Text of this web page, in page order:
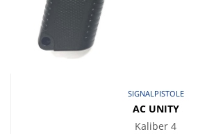
SIGNALPISTOLE
AC UNITY
Kaliber 4